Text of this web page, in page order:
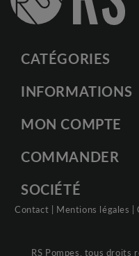
CATÉGORIES
INFORMATIONS
MON COMPTE
COMMANDER
SOCIÉTÉ
Contact | Mentions légales |
RS Pompes, tous droits